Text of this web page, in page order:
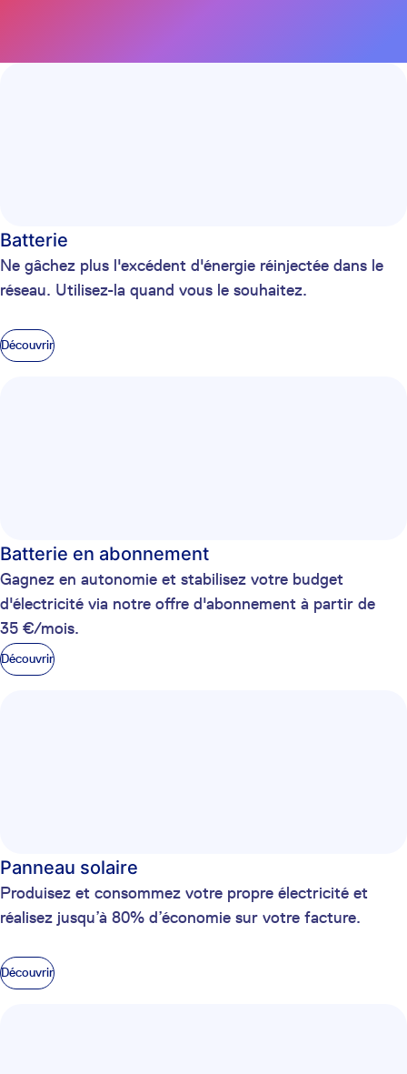
Batterie
Ne gâchez plus l'excédent d'énergie réinjectée dans le
réseau. Utilisez-la quand vous le souhaitez.
Découvrir
Batterie en abonnement
Gagnez en autonomie et stabilisez votre budget
d'électricité via notre offre d'abonnement à partir de
35 €/mois.
Découvrir
Panneau solaire
Produisez et consommez votre propre électricité et
réalisez jusqu’à 80% d’économie sur votre facture.
Découvrir